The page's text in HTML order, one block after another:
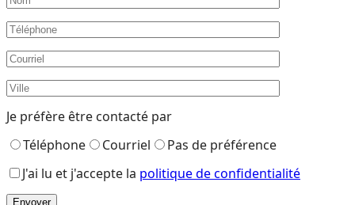
Je préfère être contacté par
Téléphone
Courriel
Pas de préférence
J'ai lu et j'accepte la politique de confidentialité